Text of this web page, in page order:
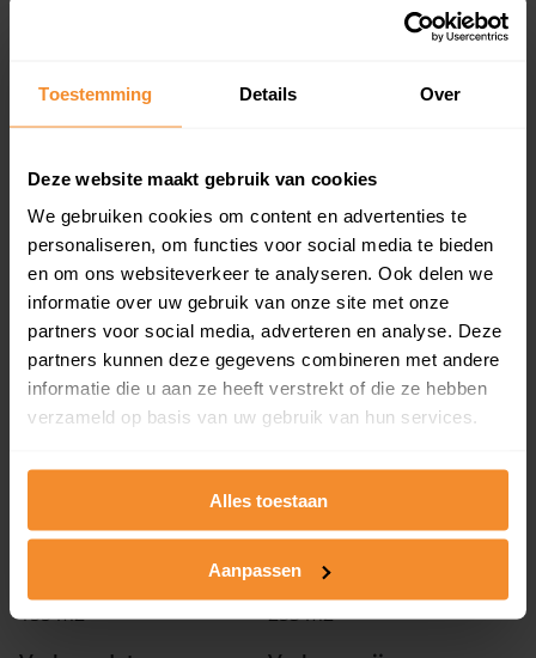
Toestemming Details Over
Deze website maakt gebruik van cookies
We gebruiken cookies om content en advertenties te
personaliseren, om functies voor social media te bieden
en om ons websiteverkeer te analyseren. Ook delen we
informatie over uw gebruik van onze site met onze
partners voor social media, adverteren en analyse. Deze
partners kunnen deze gegevens combineren met andere
informatie die u aan ze heeft verstrekt of die ze hebben
verzameld op basis van uw gebruik van hun services.
Alles toestaan
Aanpassen
De Wulp 50
Verkoopdatum
30 juni 2026
Verkoopprijs
Koopsom opvragen
Duizendschoonstraat 33
Woonoppervlak
83 m2
Perceel
1.392 m2
30 juni 2026
Koopsom opvragen
De Drift 5
155 m2
Perceel
253 m2